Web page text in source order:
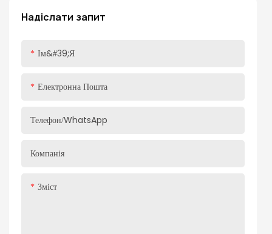
Надіслати запит
Ім&#39;я
Електронна Пошта
Телефон/WhatsApp
Компанія
Зміст
підходить для дверних панелей різної товщини, легко